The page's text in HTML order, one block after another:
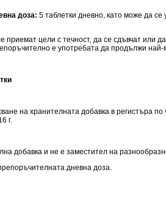
доза: 5 таблетки дневно, като може да се
приемат цели с течност, да се сдъвчат или
е употребата да продължи най-
на хранителната добавка в регистъра по
г.
добавка и не е заместител на
дневна доза.